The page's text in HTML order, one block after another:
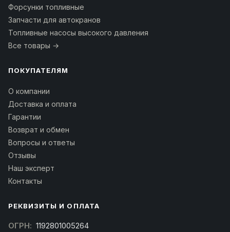
Форсунки топливные
Запчасти для автокранов
Топливные насосы высокого давления
Все товары →
ПОКУПАТЕЛЯМ
О компании
Доставка и оплата
Гарантии
Возврат и обмен
Вопросы и ответы
Отзывы
Наш эксперт
Контакты
РЕКВИЗИТЫ И ОПЛАТА
ОГРН: 1192801005264